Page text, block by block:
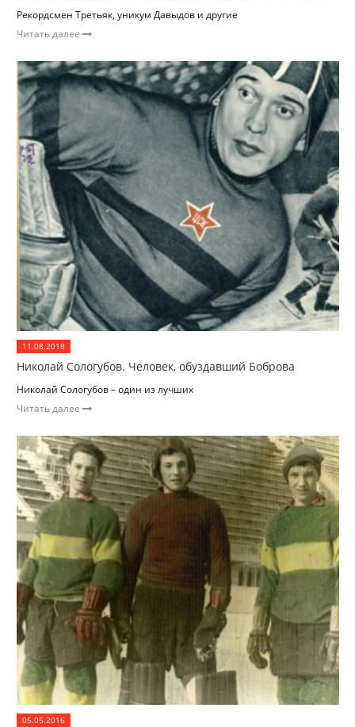
Рекордсмен Третьяк, уникум Давыдов и другие
Читать далее
11.08.2018
Николай Сологубов. Человек, обуздавший Боброва
Николай Сологубов – один из лучших
Читать далее
05.05.2016